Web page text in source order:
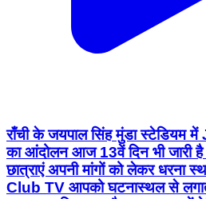
राँची के जयपाल सिंह मुंडा स्टेडियम
का आंदोलन आज 13वें दिन भी जारी
छात्राएं अपनी मांगों को लेकर धरना
Club TV आपको घटनास्थल से